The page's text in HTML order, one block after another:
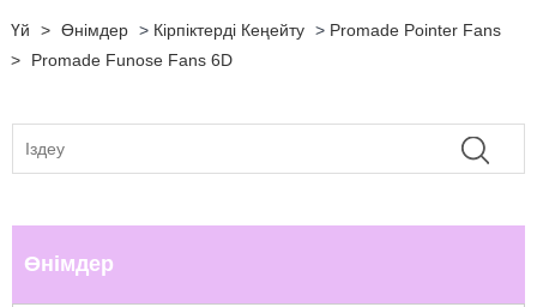
Үй > Өнімдер > Кірпіктерді Кеңейту > Promade Pointer Fans
>
Promade Funose Fans 6D
Өнімдер